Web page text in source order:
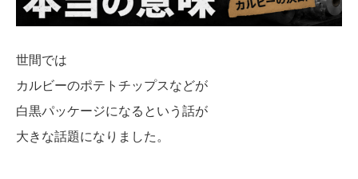
世間では
カルビーのポテトチップスなどが
白黒パッケージになるという話が
大きな話題になりました。